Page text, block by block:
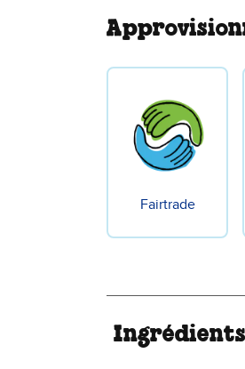
Fairtrade
Ingrédients